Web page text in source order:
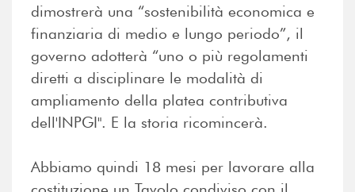
dimostrerà una “sostenibilità economica e
finanziaria di medio e lungo periodo”, il
governo adotterà “uno o più regolamenti
diretti a disciplinare le modalità di
ampliamento della platea contributiva
dell'INPGI". E la storia ricomincerà.
Abbiamo quindi 18 mesi per lavorare alla